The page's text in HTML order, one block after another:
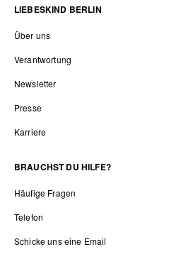
LIEBESKIND BERLIN
Über uns
Verantwortung
Newsletter
Presse
Karriere
BRAUCHST DU HILFE?
Häufige Fragen
Telefon
Schicke uns eine Email